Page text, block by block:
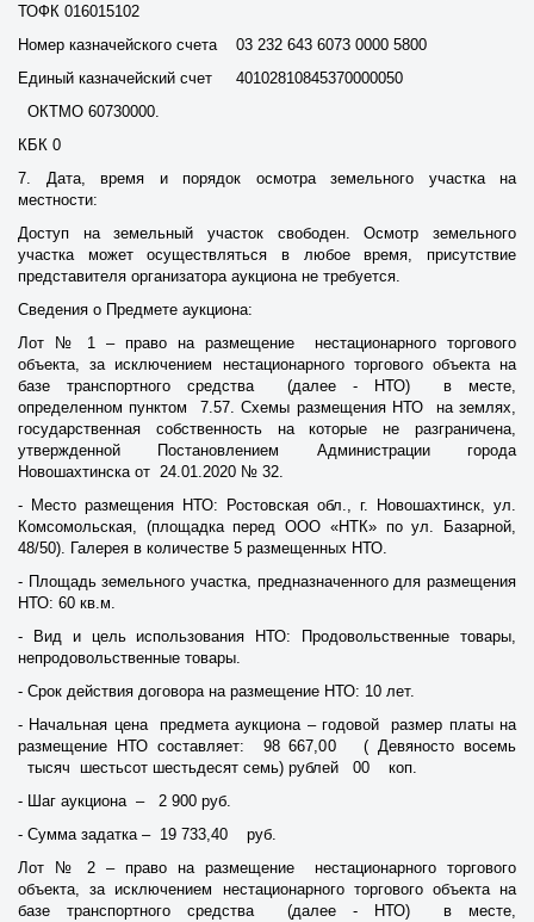
ТОФК 016015102
Номер казначейского счета 03 232 643 6073 0000 5800
Единый казначейский счет 40102810845370000050
ОКТМО 60730000.
КБК 0
7. Дата, время и порядок осмотра земельного участка на
местности:
Доступ на земельный участок свободен. Осмотр земельного
участка может осуществляться в любое время, присутствие
представителя организатора аукциона не требуется.
Сведения о Предмете аукциона:
Лот № 1 – право на размещение нестационарного торгового
объекта, за исключением нестационарного торгового объекта на
базе транспортного средства (далее - НТО) в месте,
определенном пунктом 7.57. Схемы размещения НТО на землях,
государственная собственность на которые не разграничена,
утвержденной Постановлением Администрации города
Новошахтинска от 24.01.2020 № 32.
- Место размещения НТО: Ростовская обл., г. Новошахтинск, ул.
Комсомольская, (площадка перед ООО «НТК» по ул. Базарной,
48/50). Галерея в количестве 5 размещенных НТО.
- Площадь земельного участка, предназначенного для размещения
НТО: 60 кв.м.
- Вид и цель использования НТО: Продовольственные товары,
непродовольственные товары.
- Срок действия договора на размещение НТО: 10 лет.
- Начальная цена предмета аукциона – годовой размер платы на
размещение НТО составляет: 98 667,00 ( Девяносто восемь
тысяч шестьсот шестьдесят семь) рублей 00 коп.
- Шаг аукциона – 2 900 руб.
- Сумма задатка – 19 733,40 руб.
Лот № 2 – право на размещение нестационарного торгового
объекта, за исключением нестационарного торгового объекта на
базе транспортного средства (далее - НТО) в месте,